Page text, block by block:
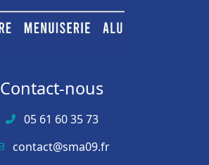
Contact-nous
05 61 60 35 73
contact@sma09.fr